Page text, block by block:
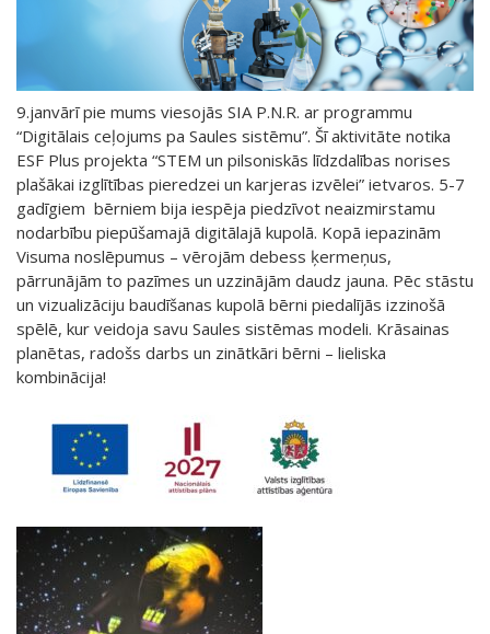
9.janvārī pie mums viesojās SIA P.N.R. ar programmu
“Digitālais ceļojums pa Saules sistēmu”. Šī aktivitāte notika
ESF Plus projekta “STEM un pilsoniskās līdzdalības norises
plašākai izglītības pieredzei un karjeras izvēlei” ietvaros. 5-7
gadīgiem bērniem bija iespēja piedzīvot neaizmirstamu
nodarbību piepūšamajā digitālajā kupolā. Kopā iepazinām
Visuma noslēpumus – vērojām debess ķermeņus,
pārrunājām to pazīmes un uzzinājām daudz jauna. Pēc stāstu
un vizualizāciju baudīšanas kupolā bērni piedalījās izzinošā
spēlē, kur veidoja savu Saules sistēmas modeli. Krāsainas
planētas, radošs darbs un zinātkāri bērni – lieliska
kombinācija!